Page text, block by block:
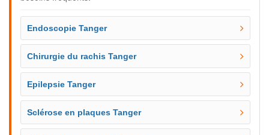
Endoscopie Tanger
Chirurgie du rachis Tanger
Epilepsie Tanger
Sclérose en plaques Tanger